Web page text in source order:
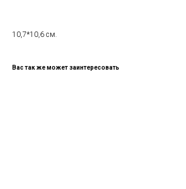
10,7*10,6 см.
Вас так же может заинтересовать